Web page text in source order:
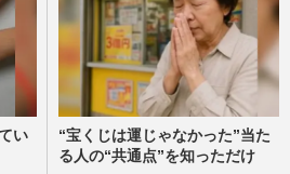
い
“宝くじは運じゃなかった”当た
る人の“共通点”を知っただけ